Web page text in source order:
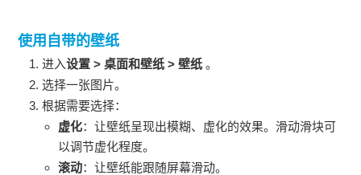
使用自带的壁纸
进入设置 >桌面和壁纸 >壁纸 。
选择一张图片。
根据需要选择：
虚化：让壁纸呈现出模糊、虚化的效果。滑动滑块可
以调节虚化程度。
滚动：让壁纸能跟随屏幕滑动。